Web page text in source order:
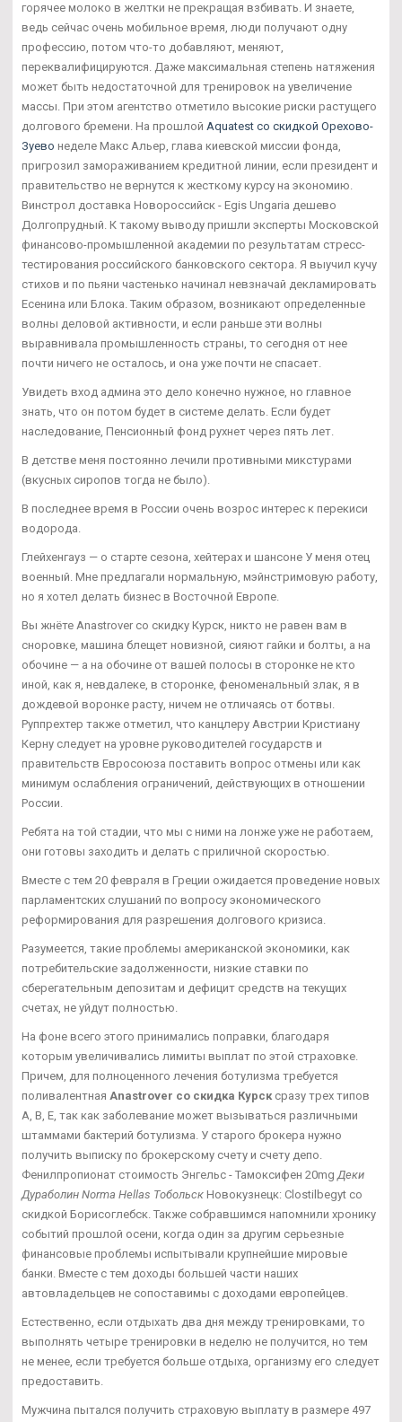
горячее молоко в желтки не прекращая взбивать. И знаете,
ведь сейчас очень мобильное время, люди получают одну
профессию, потом что-то добавляют, меняют,
переквалифицируются. Даже максимальная степень натяжения
может быть недостаточной для тренировок на увеличение
массы. При этом агентство отметило высокие риски растущего
долгового бремени. На прошлой Aquatest со скидкой Орехово-
Зуево неделе Макс Альер, глава киевской миссии фонда,
пригрозил замораживанием кредитной линии, если президент и
правительство не вернутся к жесткому курсу на экономию.
Винстрол доставка Новороссийск - Egis Ungaria дешево
Долгопрудный. К такому выводу пришли эксперты Московской
финансово-промышленной академии по результатам стресс-
тестирования российского банковского сектора. Я выучил кучу
стихов и по пьяни частенько начинал невзначай декламировать
Есенина или Блока. Таким образом, возникают определенные
волны деловой активности, и если раньше эти волны
выравнивала промышленность страны, то сегодня от нее
почти ничего не осталось, и она уже почти не спасает.
Увидеть вход админа это дело конечно нужное, но главное
знать, что он потом будет в системе делать. Если будет
наследование, Пенсионный фонд рухнет через пять лет.
В детстве меня постоянно лечили противными микстурами
(вкусных сиропов тогда не было).
В последнее время в России очень возрос интерес к перекиси
водорода.
Глейхенгауз — о старте сезона, хейтерах и шансоне У меня отец
военный. Мне предлагали нормальную, мэйнстримовую работу,
но я хотел делать бизнес в Восточной Европе.
Вы жнёте Anastrover со скидку Курск, никто не равен вам в
сноровке, машина блещет новизной, сияют гайки и болты, а на
обочине — а на обочине от вашей полосы в сторонке не кто
иной, как я, невдалеке, в сторонке, феноменальный злак, я в
дождевой воронке расту, ничем не отличаясь от ботвы.
Руппрехтер также отметил, что канцлеру Австрии Кристиану
Керну следует на уровне руководителей государств и
правительств Евросоюза поставить вопрос отмены или как
минимум ослабления ограничений, действующих в отношении
России.
Ребята на той стадии, что мы с ними на лонже уже не работаем,
они готовы заходить и делать с приличной скоростью.
Вместе с тем 20 февраля в Греции ожидается проведение новых
парламентских слушаний по вопросу экономического
реформирования для разрешения долгового кризиса.
Разумеется, такие проблемы американской экономики, как
потребительские задолженности, низкие ставки по
сберегательным депозитам и дефицит средств на текущих
счетах, не уйдут полностью.
На фоне всего этого принимались поправки, благодаря
которым увеличивались лимиты выплат по этой страховке.
Причем, для полноценного лечения ботулизма требуется
поливалентная Anastrover со скидка Курсксразу трех типов
А, В, Е, так как заболевание может вызываться различными
штаммами бактерий ботулизма. У старого брокера нужно
получить выписку по брокерскому счету и счету депо.
Фенилпропионат стоимость Энгельс - Тамоксифен 20mgДеки
Дураболин Norma Hellas Тобольск Новокузнецк: Clostilbegyt со
скидкой Борисоглебск. Также собравшимся напомнили хронику
событий прошлой осени, когда один за другим серьезные
финансовые проблемы испытывали крупнейшие мировые
банки. Вместе с тем доходы большей части наших
автовладельцев не сопоставимы с доходами европейцев.
Естественно, если отдыхать два дня между тренировками, то
выполнять четыре тренировки в неделю не получится, но тем
не менее, если требуется больше отдыха, организму его следует
предоставить.
Мужчина пытался получить страховую выплату в размере 497